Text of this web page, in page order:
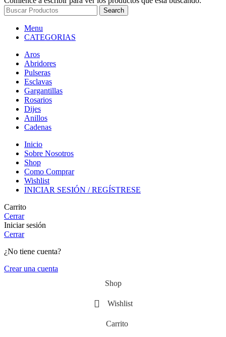
Search
Menu
CATEGORIAS
Aros
Abridores
Pulseras
Esclavas
Gargantillas
Rosarios
Dijes
Anillos
Cadenas
Inicio
Sobre Nosotros
Shop
Como Comprar
Wishlist
INICIAR SESIÓN / REGÍSTRESE
Carrito
Cerrar
Iniciar sesión
Cerrar
¿No tiene cuenta?
Crear una cuenta
Shop
Wishlist
Carrito